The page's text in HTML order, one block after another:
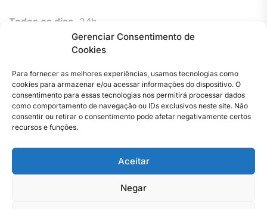
Gerenciar Consentimento de
Cookies
Para fornecer as melhores experiências, usamos tecnologias como
cookies para armazenar e/ou acessar informações do dispositivo. O
consentimento para essas tecnologias nos permitirá processar dados
como comportamento de navegação ou IDs exclusivos neste site. Não
consentir ou retirar o consentimento pode afetar negativamente certos
recursos e funções.
Aceitar
Negar
Todos os dias, 24h.
Facebook
Instagram
TwitterYoutube
contato
Privacidade
–
Jornal
cookiescookiescookies
e
–
Copyright © 2023 . Todos os direitos reservados. Webmaster
By Total Pro Designer.